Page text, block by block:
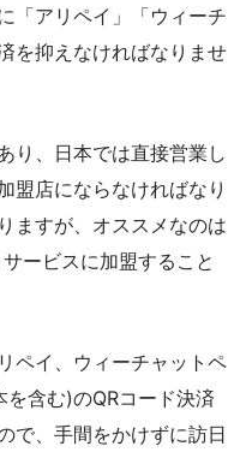
「アリペイ」「ウィーチ
を抑えなければなりませ
り、日本では直接営業し
盟店にならなければなり
ますが、オススメなのは
ービスに加盟すること
ペイ、ウィーチャットペ
含む)のQRコード決済
で、手間をかけずに訪日